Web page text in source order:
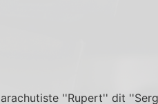
''Rupert'' dit